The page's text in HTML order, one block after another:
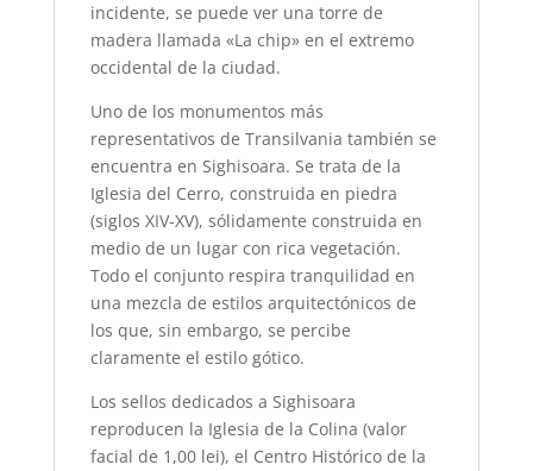
incidente, se puede ver una torre de
madera llamada «La chip» en el extremo
occidental de la ciudad.
Uno de los monumentos más
representativos de Transilvania también se
encuentra en Sighisoara. Se trata de la
Iglesia del Cerro, construida en piedra
(siglos XIV-XV), sólidamente construida en
medio de un lugar con rica vegetación.
Todo el conjunto respira tranquilidad en
una mezcla de estilos arquitectónicos de
los que, sin embargo, se percibe
claramente el estilo gótico.
Los sellos dedicados a Sighisoara
reproducen la Iglesia de la Colina (valor
facial de 1,00 lei), el Centro Histórico de la